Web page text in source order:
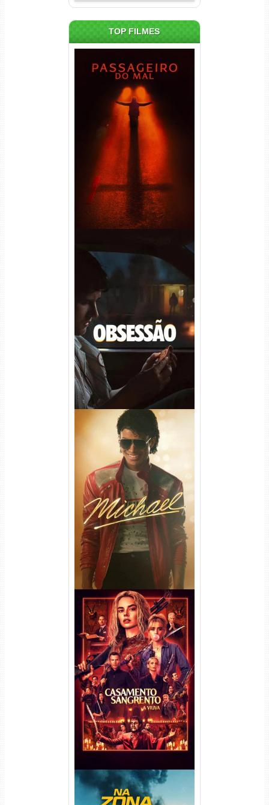
TOP FILMES
Passageiro do Mal Torrent
(2026) WEB-DL 1080p Dual
Áudio
Obsessão Torrent (2026)
WEB-DL 1080p/4K Dual
Áudio
Michael Torrent (2026) WEB-
DL 1080p/4K Dual Áudio
Casamento Sangrento: A
Viúva Torrent (2026) WEB-DL
720p/1080p/4K Dual Áudio